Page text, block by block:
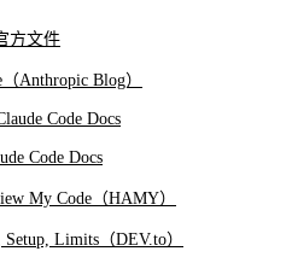
方文件
Anthropic Blog）
Code Docs
Code Docs
My Code（HAMY）
Limits（DEV.to）